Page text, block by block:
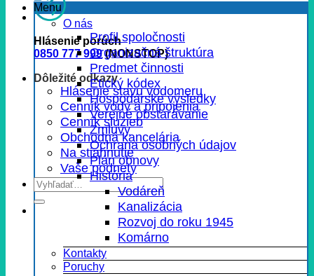
Hlásenie porúch
0850 777 999(NONSTOP)
Dôležité odkazy
Hlásenie stavu vodomeru
Cenník vody a pripojenia
Cenník služieb
Obchodná kancelária
Na stiahnutie
Vaše podnety
Menu
O nás
Profil spoločnosti
Organizačná štruktúra
Predmet činnosti
Etický kódex
Hospodárske výsledky
Verejné obstarávanie
Zmluvy
Ochrana osobných údajov
Plán obnovy
História
Vodáreň
Kanalizácia
Rozvoj do roku 1945
Komárno
Kontakty
Poruchy